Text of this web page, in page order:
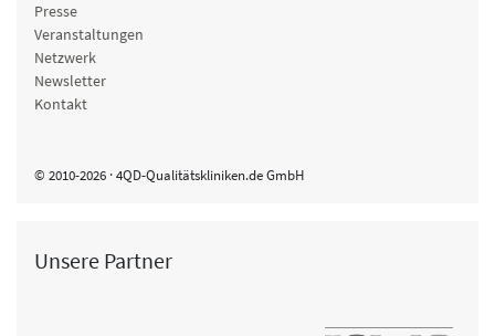
Presse
Veranstaltungen
Netzwerk
Newsletter
Kontakt
© 2010-2026 · 4QD-Qualitätskliniken.de GmbH
Unsere Partner